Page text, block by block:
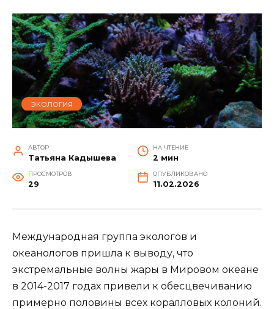
ЭКОЛОГИЯ
АВТОР
Татьяна Кадышева
НА ЧТЕНИЕ
2 мин
ПРОСМОТРОВ
29
ОПУБЛИКОВАНО
11.02.2026
Международная группа экологов и
океанологов пришла к выводу, что
экстремальные волны жары в Мировом океане
в 2014-2017 годах привели к обесцвечиванию
примерно половины всех коралловых колоний.